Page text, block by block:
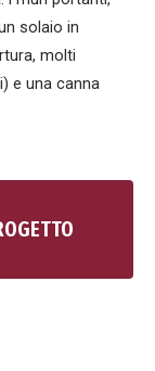
solaio in
molti
e una canna